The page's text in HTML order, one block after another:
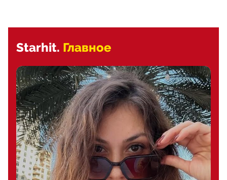
Starhit. Главное